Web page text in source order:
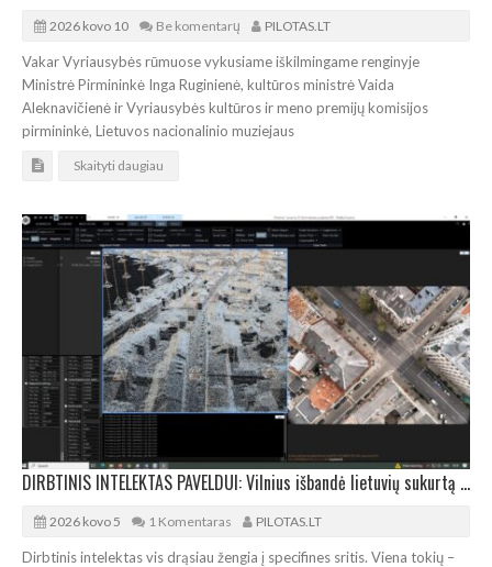
2026 kovo 10 Be komentarų PILOTAS.LT
Vakar Vyriausybės rūmuose vykusiame iškilmingame renginyje
Ministrė Pirmininkė Inga Ruginienė, kultūros ministrė Vaida
Aleknavičienė ir Vyriausybės kultūros ir meno premijų komisijos
pirmininkė, Lietuvos nacionalinio muziejaus
Skaityti daugiau
DIRBTINIS INTELEKTAS PAVELDUI: Vilnius išbandė lietuvių sukurtą renovaciją
2026 kovo 5 1 Komentaras PILOTAS.LT
Dirbtinis intelektas vis drąsiau žengia į specifines sritis. Viena tokių –